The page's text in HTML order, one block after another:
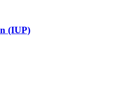
(IUP)